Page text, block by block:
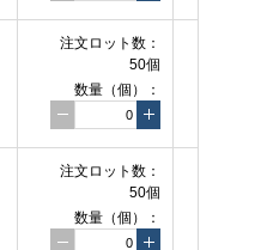
注文ロット数：
50個
数量（個）：
注文ロット数：
50個
数量（個）：